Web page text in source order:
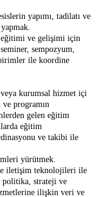
yapımı, tadilatı ve
eğitimi ve gelişimi için
sempozyum,
ile koordine
kurumsal hizmet içi
programın
gelen eğitim
eğitim
ve takibi ile
yürütmek.
iletişim teknolojileri ile
politika, strateji ve
ilişkin veri ve